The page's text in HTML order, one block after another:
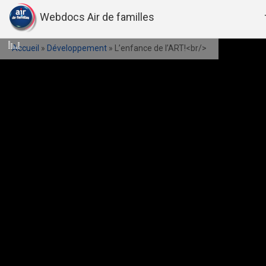
Webdocs Air de familles
Accueil » Développement » L’enfance de l’ART!<br/>